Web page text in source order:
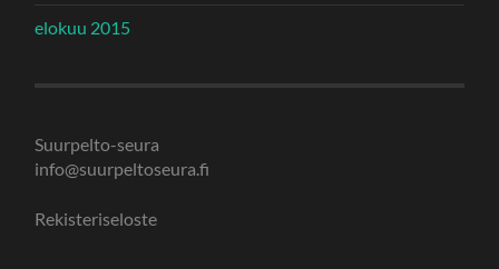
elokuu 2015
Suurpelto-seura
info@suurpeltoseura.fi
Rekisteriseloste